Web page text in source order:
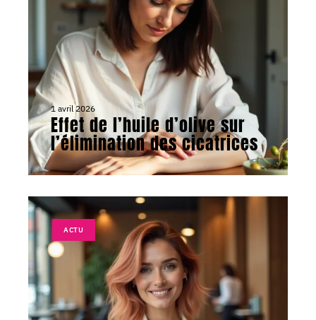
1 avril 2026
Effet de l’huile d’olive sur
l’élimination des cicatrices
ACTU